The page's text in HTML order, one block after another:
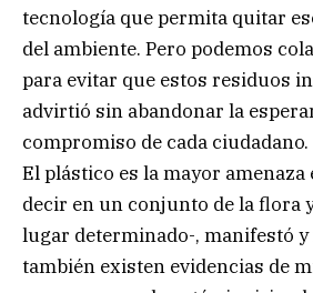
tecnología que permita quitar
del ambiente. Pero podemos
para evitar que estos residuos
advirtió sin abandonar la
compromiso de cada ciudadano.
El plástico es la mayor amenaza
decir en un conjunto de la flora
lugar determinado-, manifestó
también existen evidencias de